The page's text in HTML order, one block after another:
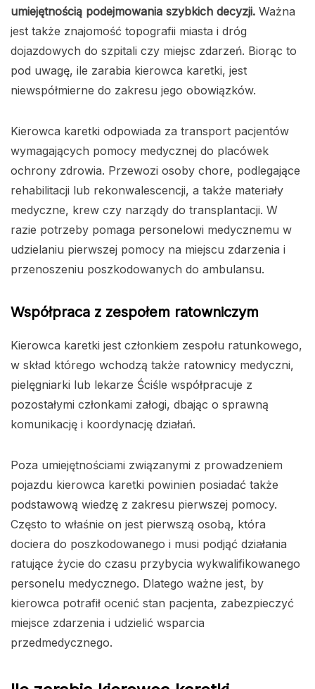
umiejętnością podejmowania szybkich decyzji. Ważna
jest także znajomość topografii miasta i dróg
dojazdowych do szpitali czy miejsc zdarzeń. Biorąc to
pod uwagę, ile zarabia kierowca karetki, jest
niewspółmierne do zakresu jego obowiązków.
Kierowca karetki odpowiada za transport pacjentów
wymagających pomocy medycznej do placówek
ochrony zdrowia. Przewozi osoby chore, podlegające
rehabilitacji lub rekonwalescencji, a także materiały
medyczne, krew czy narządy do transplantacji. W
razie potrzeby pomaga personelowi medycznemu w
udzielaniu pierwszej pomocy na miejscu zdarzenia i
przenoszeniu poszkodowanych do ambulansu.
Współpraca z zespołem ratowniczym
Kierowca karetki jest członkiem zespołu ratunkowego,
w skład którego wchodzą także ratownicy medyczni,
pielęgniarki lub lekarze Ściśle współpracuje z
pozostałymi członkami załogi, dbając o sprawną
komunikację i koordynację działań.
Poza umiejętnościami związanymi z prowadzeniem
pojazdu kierowca karetki powinien posiadać także
podstawową wiedzę z zakresu pierwszej pomocy.
Często to właśnie on jest pierwszą osobą, która
dociera do poszkodowanego i musi podjąć działania
ratujące życie do czasu przybycia wykwalifikowanego
personelu medycznego. Dlatego ważne jest, by
kierowca potrafił ocenić stan pacjenta, zabezpieczyć
miejsce zdarzenia i udzielić wsparcia
przedmedycznego.